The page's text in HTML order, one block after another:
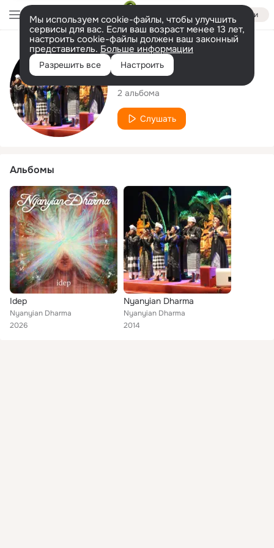
Войти
Мы используем cookie-файлы, чтобы улучшить
сервисы для вас. Если ваш возраст менее 13 лет,
настроить cookie-файлы должен ваш законный
представитель. Больше информации
Разрешить все Настроить
Исполнитель
Nyanyian Dharma
2 альбома
Слушать
Альбомы
Idep
Nyanyian Dharma
2026
Nyanyian Dharma
Nyanyian Dharma
2014